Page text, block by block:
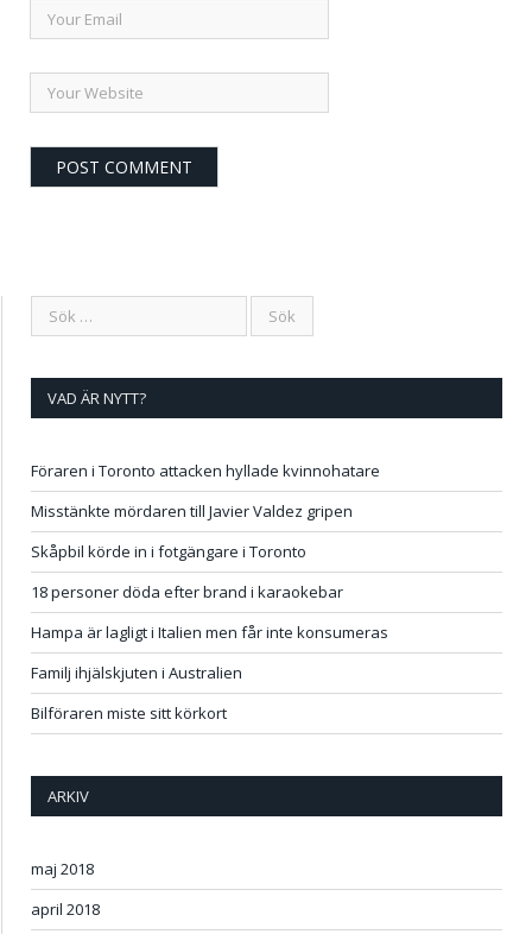
VAD ÄR NYTT?
Föraren i Toronto attacken hyllade kvinnohatare
Misstänkte mördaren till Javier Valdez gripen
Skåpbil körde in i fotgängare i Toronto
18 personer döda efter brand i karaokebar
Hampa är lagligt i Italien men får inte konsumeras
Familj ihjälskjuten i Australien
Bilföraren miste sitt körkort
ARKIV
maj 2018
april 2018